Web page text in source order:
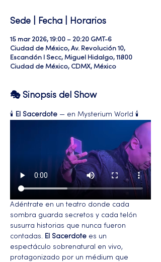
Sede | Fecha | Horarios
15 mar 2026, 19:00 – 20:20 GMT-6
Ciudad de México, Av. Revolución 10,
Escandón I Secc, Miguel Hidalgo, 11800
Ciudad de México, CDMX, México
🎭 Sinopsis del Show
🕯️ El Sacerdote — en Mysterium World 🕯️
Adéntrate en un teatro donde cada
sombra guarda secretos y cada telón
susurra historias que nunca fueron
contadas.
El Sacerdote es un
espectáculo sobrenatural en vivo,
protagonizado por un médium que